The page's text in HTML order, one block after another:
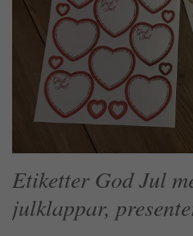
Etiketter God Jul
julklappar,